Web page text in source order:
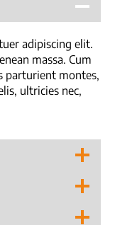
adipiscing elit.
massa. Cum
parturient montes,
ultricies nec,